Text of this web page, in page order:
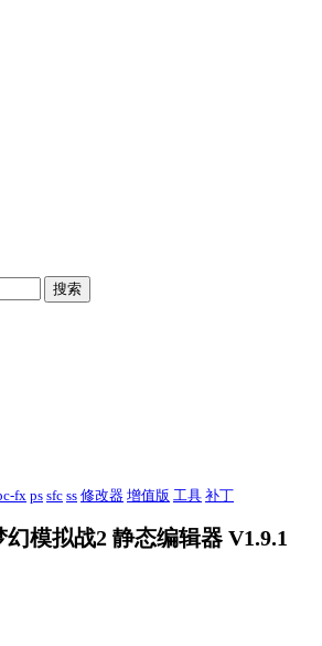
搜索
fx ps sfc ss 修改器 增值版 工具 补丁
模拟战2 静态编辑器 V1.9.1